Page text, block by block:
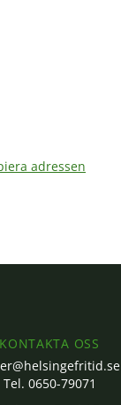
adressen
KONTAKTA OSS
Tel. 0650-79071